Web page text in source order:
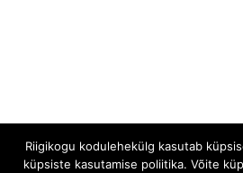
Riigikogu kodulehekülg kasutab
küpsiste kasutamise poliitika. Võite